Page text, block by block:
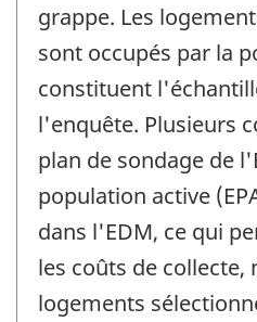
grappe. Les
sont occupés par la
constituent
l'enquête. Plusieurs
plan de sondage de
population active
dans l'EDM, ce qui
les coûts de collecte,
logements